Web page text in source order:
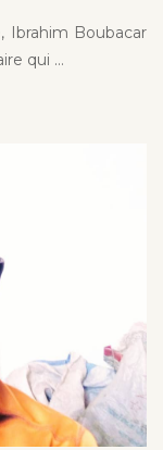
Ibrahim Boubacar
qui …